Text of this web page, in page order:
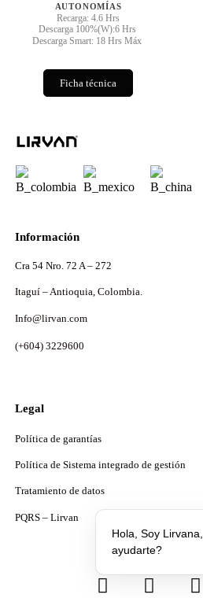
AUTONOMÍAS
Recarga: 4.6 Hrs
Descarga 100%(W):6 Hrs
Descarga Smart: 18 Hrs Máx
Ficha técnica
Información
Cra 54 Nro. 72 A – 272
Itaguí – Antioquia, Colombia.
Info@lirvan.com
(+604) 3229600
Legal
Política de garantías
Política de Sistema integrado de gestión
Tratamiento de datos
PQRS – Lirvan
Hola, Soy
ayudarte?